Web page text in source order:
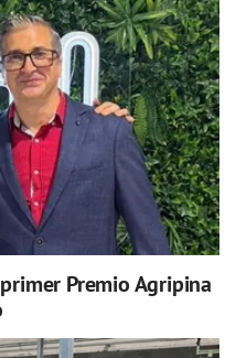
Premio Agripina